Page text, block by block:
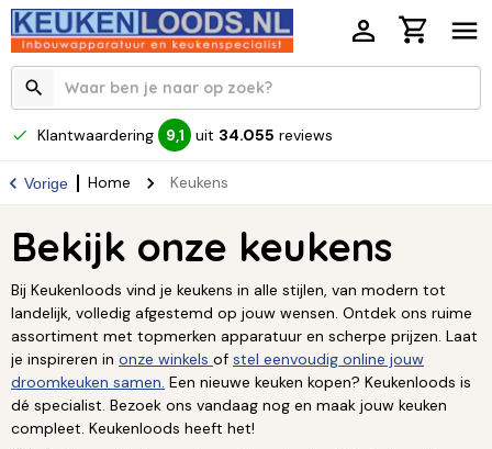
Klantwaardering 9,1 uit 34.055 reviews
Vorige Home Keukens
Bekijk onze keukens
Bij Keukenloods vind je keukens in alle stijlen, van modern tot
landelijk, volledig afgestemd op jouw wensen. Ontdek ons ruime
assortiment met topmerken apparatuur en scherpe prijzen. Laat
je inspireren in onze winkels of stel eenvoudig online jouw
droomkeuken samen. Een nieuwe keuken kopen? Keukenloods is
dé specialist. Bezoek ons vandaag nog en maak jouw keuken
compleet. Keukenloods heeft het!